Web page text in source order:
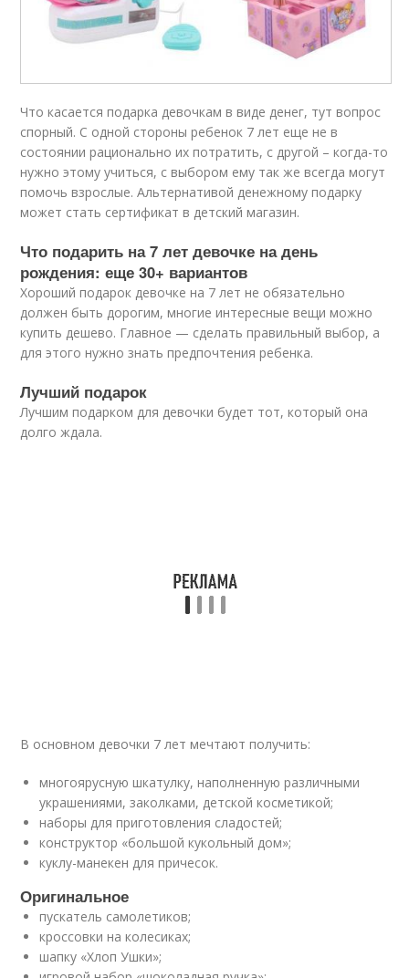
Что касается подарка девочкам в виде денег, тут вопрос
спорный. С одной стороны ребенок 7 лет еще не в
состоянии рационально их потратить, с другой – когда-то
нужно этому учиться, с выбором ему так же всегда могут
помочь взрослые. Альтернативой денежному подарку
может стать сертификат в детский магазин.
Что подарить на 7 лет девочке на день
рождения: еще 30+ вариантов
Хороший подарок девочке на 7 лет не обязательно
должен быть дорогим, многие интересные вещи можно
купить дешево. Главное — сделать правильный выбор, а
для этого нужно знать предпочтения ребенка.
Лучший подарок
Лучшим подарком для девочки будет тот, который она
долго ждала.
В основном девочки 7 лет мечтают получить:
многоярусную шкатулку, наполненную различными
украшениями, заколками, детской косметикой;
наборы для приготовления сладостей;
конструктор «большой кукольный дом»;
куклу-манекен для причесок.
Оригинальное
пускатель самолетиков;
кроссовки на колесиках;
шапку «Хлоп Ушки»;